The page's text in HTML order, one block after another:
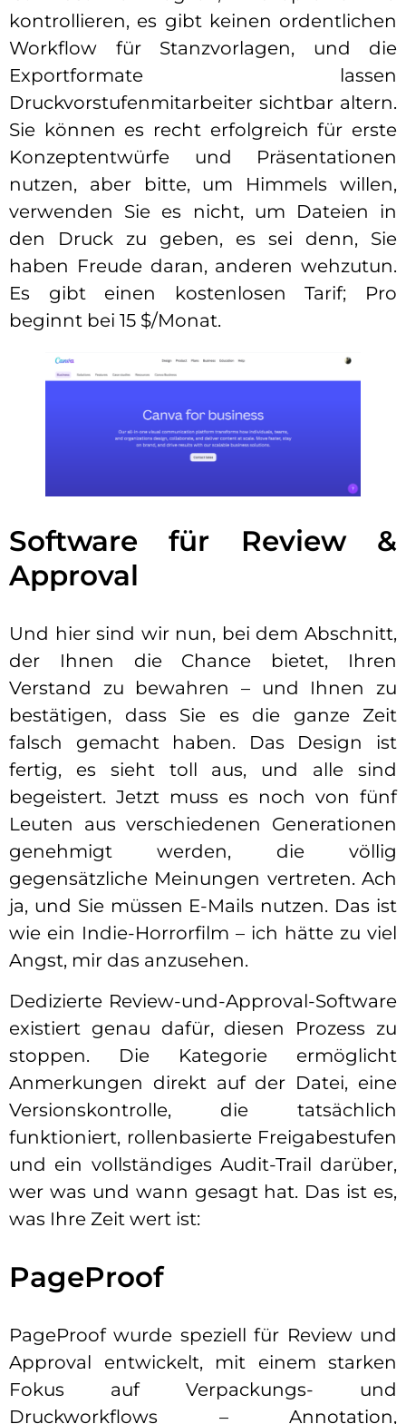
kontrollieren, es gibt keinen ordentlichen
Workflow für Stanzvorlagen, und die
Exportformate lassen
Druckvorstufenmitarbeiter sichtbar altern.
Sie können es recht erfolgreich für erste
Konzeptentwürfe und Präsentationen
nutzen, aber bitte, um Himmels willen,
verwenden Sie es nicht, um Dateien in
den Druck zu geben, es sei denn, Sie
haben Freude daran, anderen wehzutun.
Es gibt einen kostenlosen Tarif; Pro
beginnt bei 15 $/Monat.
Software für Review &
Approval
Und hier sind wir nun, bei dem Abschnitt,
der Ihnen die Chance bietet, Ihren
Verstand zu bewahren – und Ihnen zu
bestätigen, dass Sie es die ganze Zeit
falsch gemacht haben. Das Design ist
fertig, es sieht toll aus, und alle sind
begeistert. Jetzt muss es noch von fünf
Leuten aus verschiedenen Generationen
genehmigt werden, die völlig
gegensätzliche Meinungen vertreten. Ach
ja, und Sie müssen E-Mails nutzen. Das ist
wie ein Indie-Horrorfilm – ich hätte zu viel
Angst, mir das anzusehen.
Dedizierte Review-und-Approval-Software
existiert genau dafür, diesen Prozess zu
stoppen. Die Kategorie ermöglicht
Anmerkungen direkt auf der Datei, eine
Versionskontrolle, die tatsächlich
funktioniert, rollenbasierte Freigabestufen
und ein vollständiges Audit-Trail darüber,
wer was und wann gesagt hat. Das ist es,
was Ihre Zeit wert ist:
PageProof
PageProof wurde speziell für Review und
Approval entwickelt, mit einem starken
Fokus auf Verpackungs- und
Druckworkflows – Annotation,